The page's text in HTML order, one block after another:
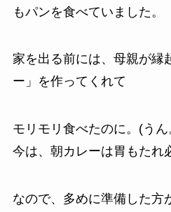
もパンを食べていました。
家を出る前には、母親が縁
ー」を作ってくれて
モリモリ食べたのに。(う
今は、朝カレーは胃もたれ
なので、多めに準備した方